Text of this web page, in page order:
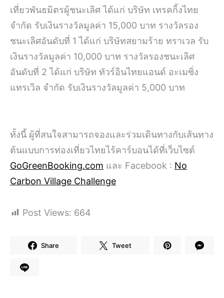
เที่ยวพันธมิตรผู้ชนะเลิศ ได้แก่ บริษัท เทรคกิ้งไทย
จำกัด รับเงินรางวัลมูลค่า 15,000 บาท รางวัลรอง
ชนะเลิศอันดับที่ 1 ได้แก่ บริษัทสยามร้าย ทราเวล รับ
เงินรางวัลมูลค่า 10,000 บาท รางวัลรองชนะเลิศ
อันดับที่ 2 ได้แก่ บริษัท ทัวร์อินไทยแอนด์ อะเมซิ่ง
แทรเวิล จำกัด รับเงินรางวัลมูลค่า 5,000 บาท
ทั้งนี้ ผู้ที่สนใจสามารถจองและร่วมเดินทางกับเส้นทาง
ต้นแบบการท่องเที่ยวไทยไร้คาร์บอนได้ที่เว็บไซต์
GoGreenBooking.com และ Facebook : No
Carbon Village Challenge
Post Views: 664
Share Tweet